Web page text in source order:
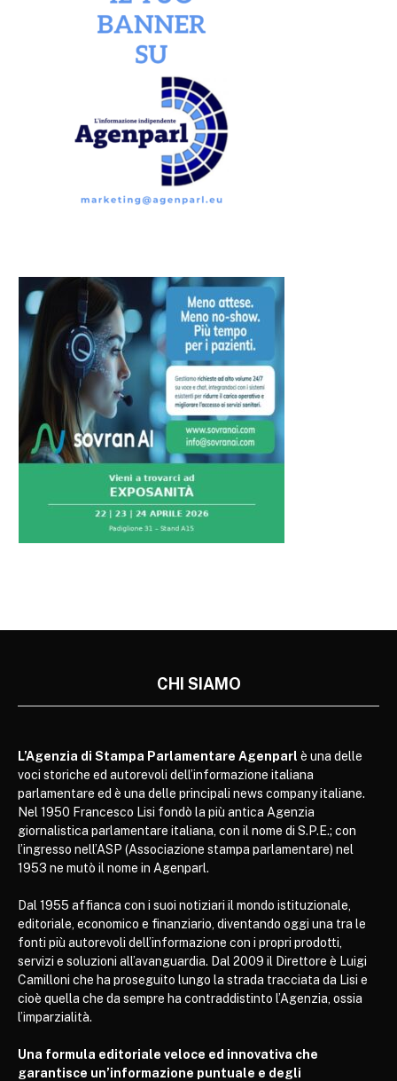
CHI SIAMO
L’Agenzia di Stampa Parlamentare Agenparl è una delle
voci storiche ed autorevoli dell’informazione italiana
parlamentare ed è una delle principali news company italiane.
Nel 1950 Francesco Lisi fondò la più antica Agenzia
giornalistica parlamentare italiana, con il nome di S.P.E.; con
l’ingresso nell’ASP (Associazione stampa parlamentare) nel
1953 ne mutò il nome in Agenparl.
Dal 1955 affianca con i suoi notiziari il mondo istituzionale,
editoriale, economico e finanziario, diventando oggi una tra le
fonti più autorevoli dell’informazione con i propri prodotti,
servizi e soluzioni all’avanguardia. Dal 2009 il Direttore è Luigi
Camilloni che ha proseguito lungo la strada tracciata da Lisi e
cioè quella che da sempre ha contraddistinto l’Agenzia, ossia
l’imparzialità.
Una formula editoriale veloce ed innovativa che
garantisce un’informazione puntuale e degli